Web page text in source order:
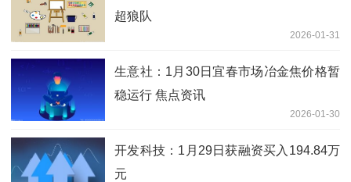
超狼队
2026-01-31
生意社：1月30日宜春市场冶金焦价格暂
稳运行 焦点资讯
2026-01-30
开发科技：1月29日获融资买入194.84万
元